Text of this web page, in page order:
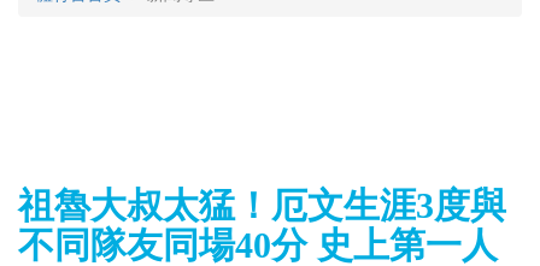
祖魯大叔太猛！厄文生涯3度與
不同隊友同場40分 史上第一人